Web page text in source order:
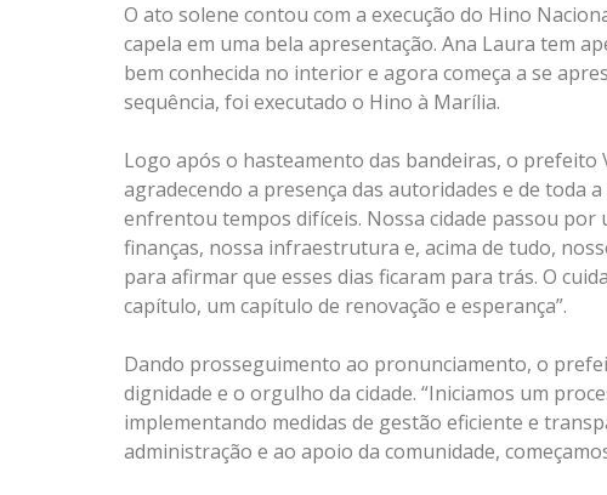
O ato solene contou com a execução do Hino
capela em uma bela apresentação. Ana Laura tem
bem conhecida no interior e agora começa a se
sequência, foi executado o Hino à Marília.
Logo após o hasteamento das bandeiras, o prefeito
agradecendo a presença das autoridades e de toda
enfrentou tempos difíceis. Nossa cidade passou
finanças, nossa infraestrutura e, acima de tudo,
para afirmar que esses dias ficaram para trás. O
capítulo, um capítulo de renovação e esperança”.
Dando prosseguimento ao pronunciamento, o
dignidade e o orgulho da cidade. “Iniciamos um
implementando medidas de gestão eficiente e
administração e ao apoio da comunidade,